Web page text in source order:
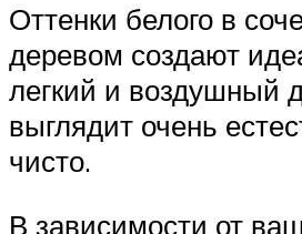
Оттенки белого в
деревом создают
легкий и воздушный
выглядит очень
чисто.
В зависимости от